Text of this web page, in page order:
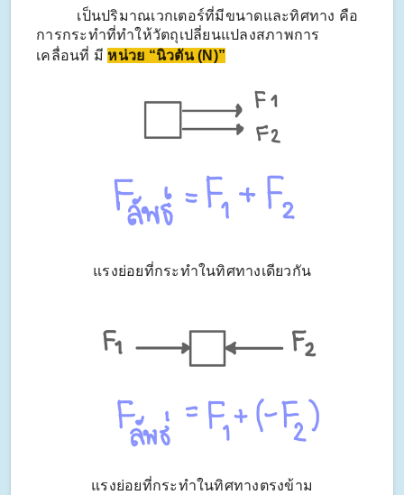
เป็นปริมาณเวกเตอร์ที่มีขนาดและทิศทาง คือ
การกระทำที่ทำให้วัตถุเปลี่ยนแปลงสภาพการ
เคลื่อนที่ มี หน่วย “นิวตัน (N)”
แรงย่อยที่กระทำในทิศทางเดียวกัน
แรงย่อยที่กระทำในทิศทางตรงข้าม